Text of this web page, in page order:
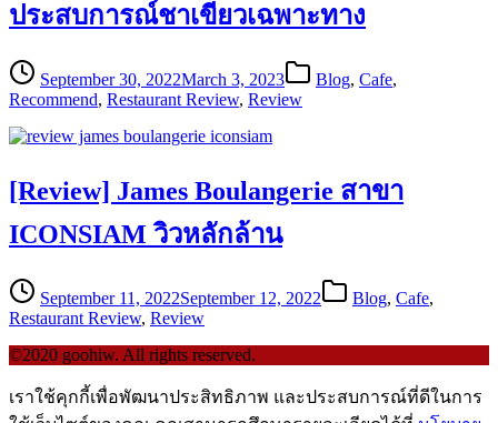
ประสบการณ์ชาเขียวเฉพาะทาง
September 30, 2022March 3, 2023 Blog, Cafe,
Recommend, Restaurant Review, Review
[Review] James Boulangerie สาขา
ICONSIAM วิวหลักล้าน
September 11, 2022September 12, 2022 Blog, Cafe,
Restaurant Review, Review
©2020 goohiw. All rights reserved.
เราใช้คุกกี้เพื่อพัฒนาประสิทธิภาพ และประสบการณ์ที่ดีในการ